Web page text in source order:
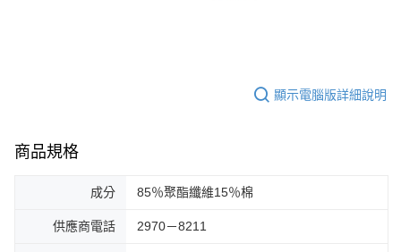
顯示電腦版詳細說明
商品規格
成分 85％聚酯纖維15％棉
供應商電話 2970－8211